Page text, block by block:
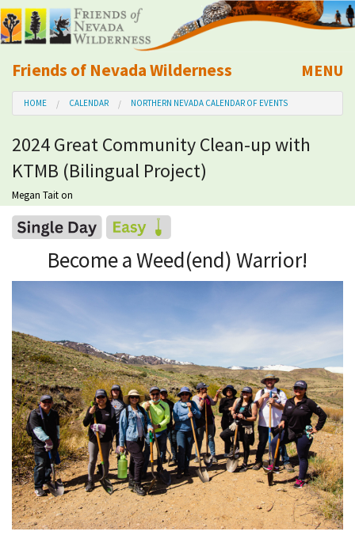
Friends of Nevada Wilderness
Mobile
MENU
About Us
Learn
Explore
Take Action
Calendar
Volunteer
Shop
Donate
HOME CALENDAR NORTHERN NEVADA CALENDAR OF EVENTS
2024 Great Community Clean-up with
KTMB (Bilingual Project)
Megan Taiton
Become a Weed(end) Warrior!